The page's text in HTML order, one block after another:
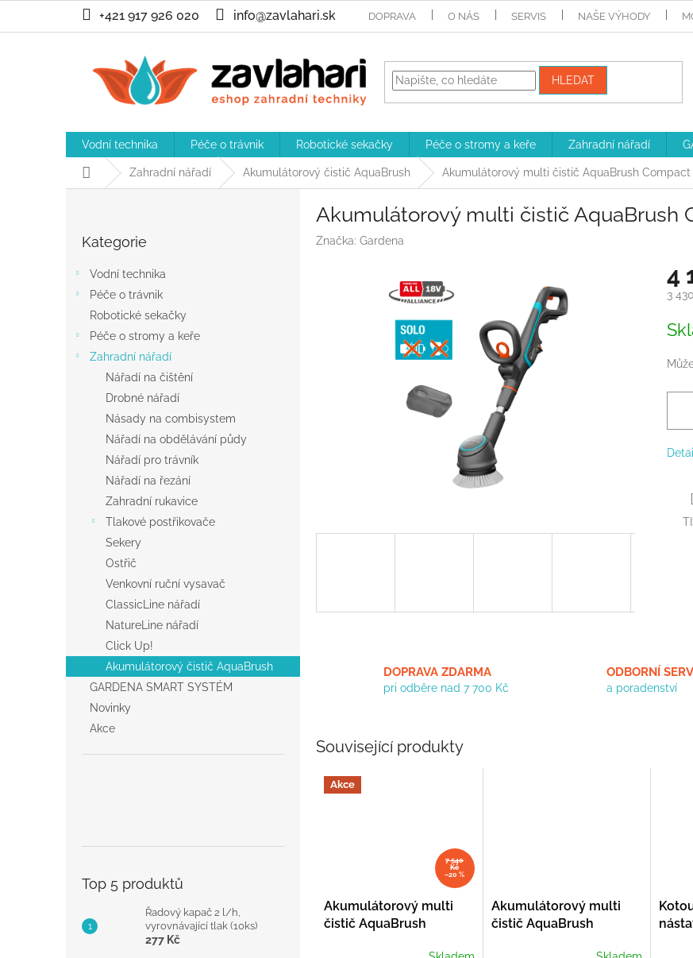
obsah
+421 917 926 020 info@zavlahari.sk DOPRAVA O NÁS SERVIS NAŠE VÝHODY
HLEDAT
Vodní technika Péče o trávnik Robotické sekačky Péče o stromy a keře Zahradní nářadí
Domů Zahradní nářadí Akumulátorový čistič AquaBrush Akumulátorový multi čistič AquaBrush Compact
kategorie
Kategorie
Vodní technika
Péče o trávnik
Robotické sekačky
Péče o stromy a keře
Zahradní nářadí
Nářadí na čištění
Drobné nářadí
Násady na combisystem
Nářadí na obdělávání půdy
Nářadí pro trávník
Nářadí na řezání
Zahradní rukavice
Tlakové postřikovače
Sekery
Ostřič
Venkovní ruční vysavač
ClassicLine nářadí
NatureLine nářadí
Click Up!
Akumulátorový čistič AquaBrush
GARDENA SMART SYSTÉM
Novinky
Akce
Top 5 produktů
Řadový kapač 2 l/h,
vyrovnávající tlak (10ks)
277 Kč
Akumulátorový multi čistič AquaBrush
Značka: Gardena
4
3
cena:
DOPRAVA ZDARMA
pri odběre nad 7 700 Kč
ODBORNÍ
a poradenství
Související produkty
Akce
7 540
Kč
–20 %
Akumulátorový multi
čistič AquaBrush
Akumulátorový multi
čistič AquaBrush